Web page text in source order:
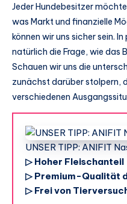
Jeder Hundebesitzer
was Markt und finanzielle
können wir uns sicher sein.
natürlich die Frage, wie das
Schauen wir uns die
zunächst darüber stolpern,
verschiedenen
UNSER TIPP: ANIFIT
▷ Hoher Fleischanteil
▷ Premium-Qualität
▷ Frei von